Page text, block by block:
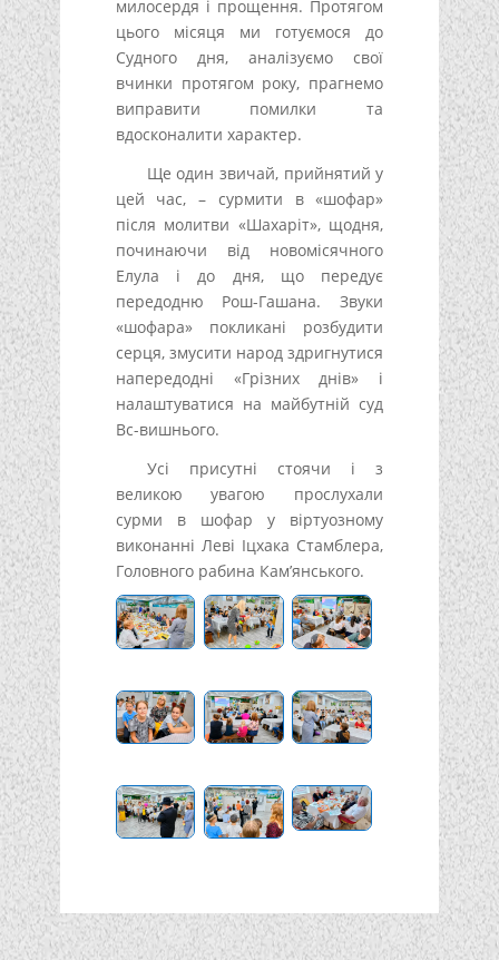
милосердя і прощення. Протягом
цього місяця ми готуємося до
Судного дня, аналізуємо свої
вчинки протягом року, прагнемо
виправити помилки та
вдосконалити характер.
Ще один звичай, прийнятий у
цей час, – сурмити в «шофар»
після молитви «Шахаріт», щодня,
починаючи від новомісячного
Елула і до дня, що передує
передодню Рош-Гашана. Звуки
«шофара» покликані розбудити
серця, змусити народ здригнутися
напередодні «Грізних днів» і
налаштуватися на майбутній суд
Вс-вишнього.
Усі присутні стоячи і з
великою увагою прослухали
сурми в шофар у віртуозному
виконанні Леві Іцхака Стамблера,
Головного рабина Кам’янського.